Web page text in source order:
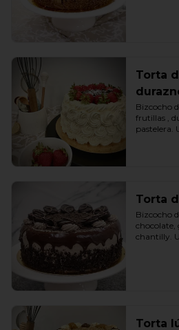
Torta
Bizcocho
frutillas ,
pastelera.
Torta
Bizcocho
chocolate,
chantilly.
Torta